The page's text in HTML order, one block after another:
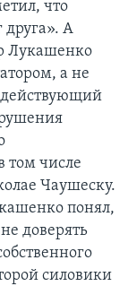
что
друга». А
Лукашенко
а не
том числе
Чаушеску.
понял,
доверять
силовики